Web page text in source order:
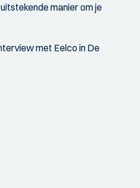
uitstekende manier om je
met Eelco in De